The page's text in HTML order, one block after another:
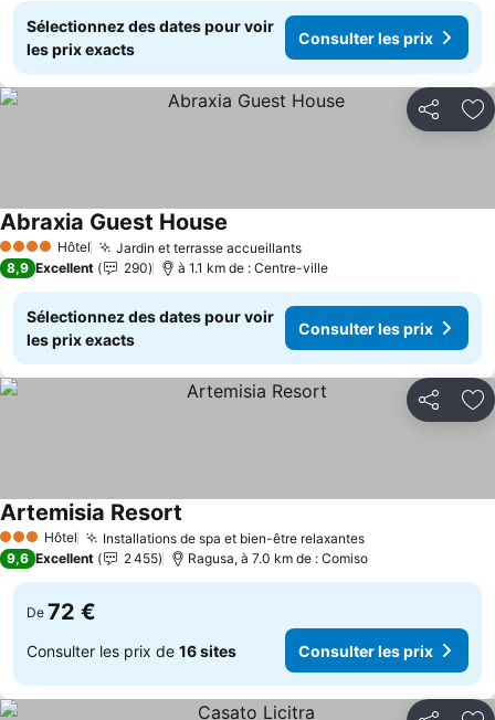
Sélectionnez des dates pour voir
les prix exacts
Consulter les prix
Partager
4 Étoiles Hôtel Jardin et terrasse accueillantsConsulter les prix
Abraxia Guest House
8,9 Excellent 290 à 1.1 km de : Centre-ville
Sélectionnez des dates pour voir
les prix exacts
Consulter les prix
Partager
3 ÉtoilesHôtel Installations de spa et bien-être relaxantesConsulter les
Artemisia Resort
9,6 Excellent 2 455 Ragusa, à 7.0 km de : Comiso
De 72 €
Consulter les prix de 16 sites Consulter les prix